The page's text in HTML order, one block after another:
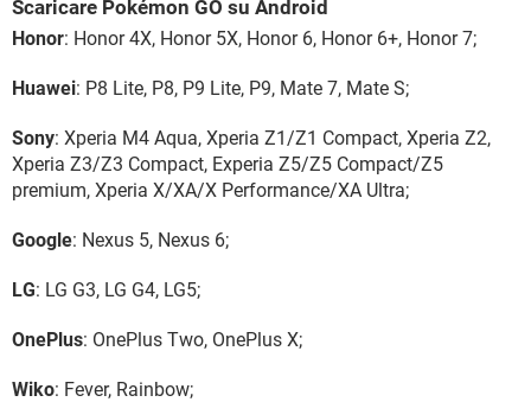
Scaricare Pokémon GO su Android
Honor: Honor 4X, Honor 5X, Honor 6, Honor 6+, Honor 7;
Huawei: P8 Lite, P8, P9 Lite, P9, Mate 7, Mate S;
Sony: Xperia M4 Aqua, Xperia Z1/Z1 Compact, Xperia Z2,
Xperia Z3/Z3 Compact, Experia Z5/Z5 Compact/Z5
premium, Xperia X/XA/X Performance/XA Ultra;
Google: Nexus 5, Nexus 6;
LG: LG G3, LG G4, LG5;
OnePlus: OnePlus Two, OnePlus X;
Wiko: Fever, Rainbow;